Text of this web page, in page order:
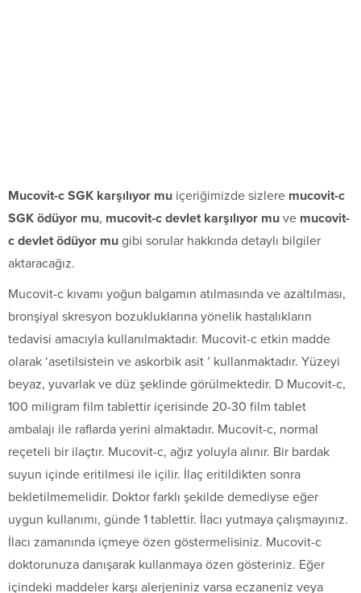
Mucovit-c SGK karşılıyor mu içeriğimizde sizlere mucovit-c
SGK ödüyor mu, mucovit-c devlet karşılıyor mu ve mucovit-
c devlet ödüyor mu gibi sorular hakkında detaylı bilgiler
aktaracağız.
Mucovit-c kıvamı yoğun balgamın atılmasında ve azaltılması,
bronşiyal skresyon bozukluklarına yönelik hastalıkların
tedavisi amacıyla kullanılmaktadır. Mucovit-c etkin madde
olarak ‘asetilsistein ve askorbik asit ’ kullanmaktadır. Yüzeyi
beyaz, yuvarlak ve düz şeklinde görülmektedir. D Mucovit-c,
100 miligram film tablettir içerisinde 20-30 film tablet
ambalajı ile raflarda yerini almaktadır. Mucovit-c, normal
reçeteli bir ilaçtır. Mucovit-c, ağız yoluyla alınır. Bir bardak
suyun içinde eritilmesi ile içilir. İlaç eritildikten sonra
bekletilmemelidir. Doktor farklı şekilde demediyse eğer
uygun kullanımı, günde 1 tablettir. İlacı yutmaya çalışmayınız.
İlacı zamanında içmeye özen göstermelisiniz. Mucovit-c
doktorunuza danışarak kullanmaya özen gösteriniz. Eğer
içindeki maddeler karşı alerjeniniz varsa eczaneniz veya